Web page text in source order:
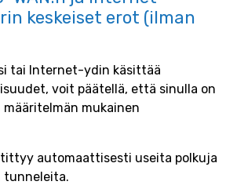
keskeiset erot (ilman
tai Internet-ydin käsittää
voit päätellä, että sinulla on
mukainen
automaattisesti useita polkuja
tunneleita.